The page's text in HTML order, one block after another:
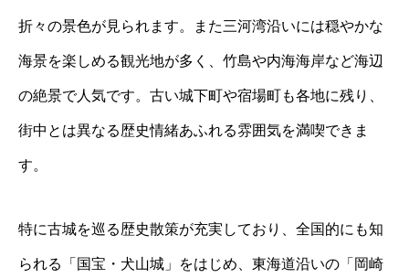
折々の景色が見られます。また三河湾沿いには穏やかな
海景を楽しめる観光地が多く、竹島や内海海岸など海辺
の絶景で人気です。古い城下町や宿場町も各地に残り、
街中とは異なる歴史情緒あふれる雰囲気を満喫できま
す。
特に古城を巡る歴史散策が充実しており、全国的にも知
られる「国宝・犬山城」をはじめ、東海道沿いの「岡崎